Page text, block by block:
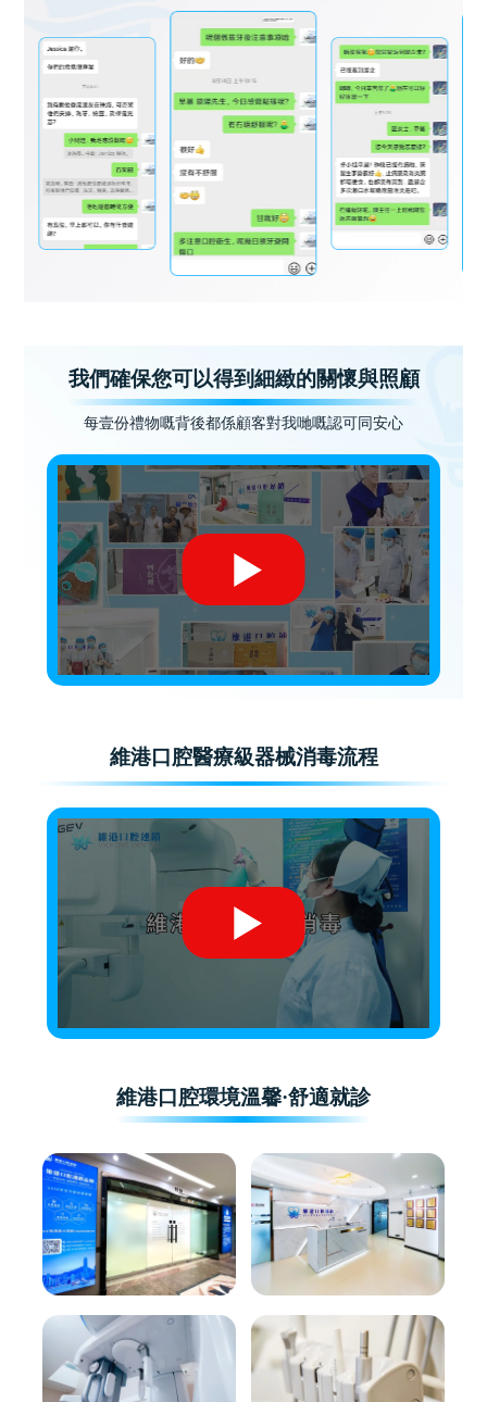
我們確保您可以得到細緻的關懷與照顧
每壹份禮物嘅背後都係顧客對我哋嘅認可同安心
維港口腔醫療級器械消毒流程
維港口腔環境溫馨·舒適就診